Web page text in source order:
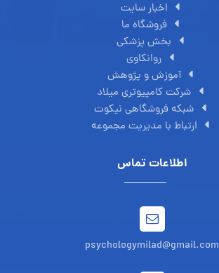
اخبار سایت
فروشگاه ما
بخش پزشکی
روانکاوی
آموزش و پژوهش
شرکت کامپیوتری میلاد
شبکه فروشگاهی نیکوت
ارتباط با مدیریت مجموعه
اطلاعات تماس
psychologymilad@gmail.com